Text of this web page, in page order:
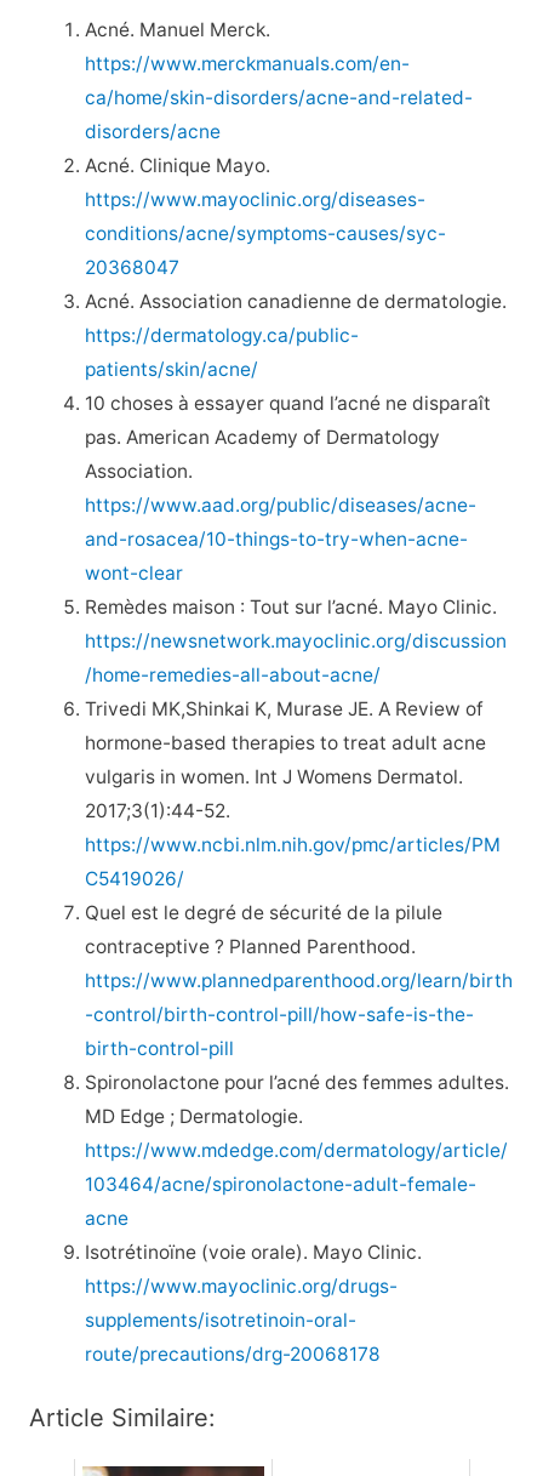
Acné. Manuel Merck.
https://www.merckmanuals.com/en-
ca/home/skin-disorders/acne-and-related-
disorders/acne
Acné. Clinique Mayo.
https://www.mayoclinic.org/diseases-
conditions/acne/symptoms-causes/syc-
20368047
Acné. Association canadienne de dermatologie.
https://dermatology.ca/public-
patients/skin/acne/
10 choses à essayer quand l’acné ne disparaît
pas. American Academy of Dermatology
Association.
https://www.aad.org/public/diseases/acne-
and-rosacea/10-things-to-try-when-acne-
wont-clear
Remèdes maison : Tout sur l’acné. Mayo Clinic.
https://newsnetwork.mayoclinic.org/discussion
/home-remedies-all-about-acne/
Trivedi MK,Shinkai K, Murase JE. A Review of
hormone-based therapies to treat adult acne
vulgaris in women. Int J Womens Dermatol.
2017;3(1):44-52.
https://www.ncbi.nlm.nih.gov/pmc/articles/PM
C5419026/
Quel est le degré de sécurité de la pilule
contraceptive ? Planned Parenthood.
https://www.plannedparenthood.org/learn/birth
-control/birth-control-pill/how-safe-is-the-
birth-control-pill
Spironolactone pour l’acné des femmes adultes.
MD Edge ; Dermatologie.
https://www.mdedge.com/dermatology/article/
103464/acne/spironolactone-adult-female-
acne
Isotrétinoïne (voie orale). Mayo Clinic.
https://www.mayoclinic.org/drugs-
supplements/isotretinoin-oral-
route/precautions/drg-20068178
Article Similaire: